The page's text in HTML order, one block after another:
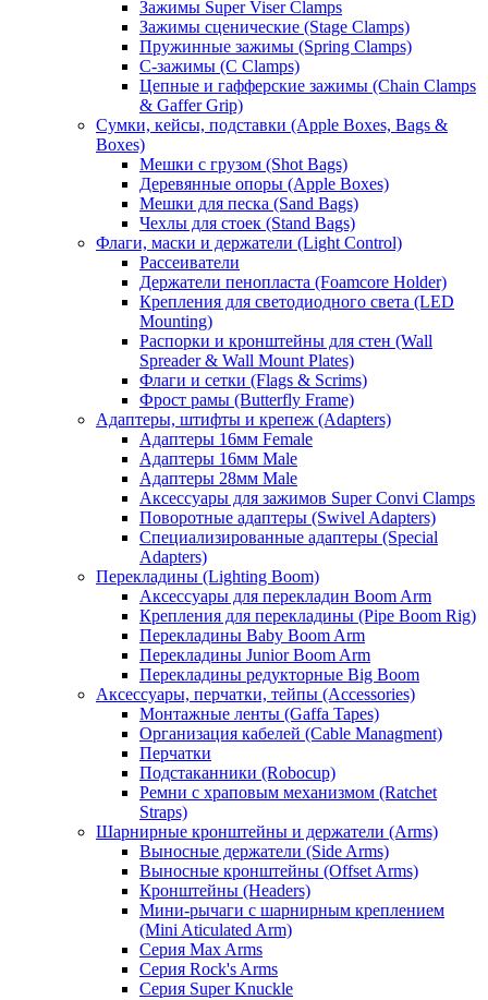
Зажимы Super Viser Clamps
Зажимы сценические (Stage Clamps)
Пружинные зажимы (Spring Clamps)
С-зажимы (C Clamps)
Цепные и гафферские зажимы (Chain Clamps
& Gaffer Grip)
Сумки, кейсы, подставки (Apple Boxes, Bags &
Boxes)
Мешки с грузом (Shot Bags)
Деревянные опоры (Apple Boxes)
Мешки для песка (Sand Bags)
Чехлы для стоек (Stand Bags)
Флаги, маски и держатели (Light Control)
Рассеиватели
Держатели пенопласта (Foamcore Holder)
Крепления для светодиодного света (LED
Mounting)
Распорки и кронштейны для стен (Wall
Spreader & Wall Mount Plates)
Флаги и сетки (Flags & Scrims)
Фрост рамы (Butterfly Frame)
Адаптеры, штифты и крепеж (Adapters)
Адаптеры 16мм Female
Адаптеры 16мм Male
Адаптеры 28мм Male
Аксессуары для зажимов Super Convi Clamps
Поворотные адаптеры (Swivel Adapters)
Специализированные адаптеры (Special
Adapters)
Перекладины (Lighting Boom)
Аксессуары для перекладин Boom Arm
Крепления для перекладины (Pipe Boom Rig)
Перекладины Baby Boom Arm
Перекладины Junior Boom Arm
Перекладины редукторные Big Boom
Аксессуары, перчатки, тейпы (Accessories)
Монтажные ленты (Gaffa Tapes)
Организация кабелей (Cable Managment)
Перчатки
Подстаканники (Robocup)
Ремни с храповым механизмом (Ratchet
Straps)
Шарнирные кронштейны и держатели (Arms)
Выносные держатели (Side Arms)
Выносные кронштейны (Offset Arms)
Кронштейны (Headers)
Мини-рычаги с шарнирным креплением
(Mini Aticulated Arm)
Серия Max Arms
Серия Rock's Arms
Серия Super Knuckle